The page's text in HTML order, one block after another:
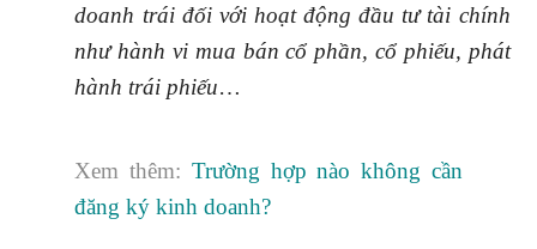
doanh trái đối với hoạt động đầu tư tài chính
như hành vi mua bán cổ phần, cổ phiếu, phát
hành trái phiếu…
Xem thêm: Trường hợp nào không cần
đăng ký kinh doanh?